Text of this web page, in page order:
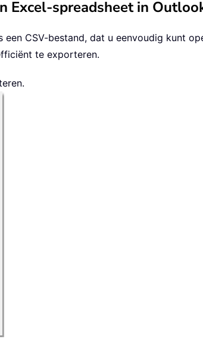
Excel-spreadsheet in
CSV-bestand, dat u eenvoudig kunt
te exporteren.